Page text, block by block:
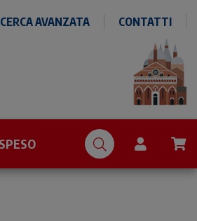
AVANZATA CONTATTI